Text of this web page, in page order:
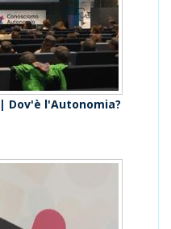
| Dov'è l'Autonomia?